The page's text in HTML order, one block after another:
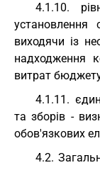
4.1.10.
установлення
виходячи із
надходження
витрат
4.1.11.
та зборів -
обов'язкових
4.2.